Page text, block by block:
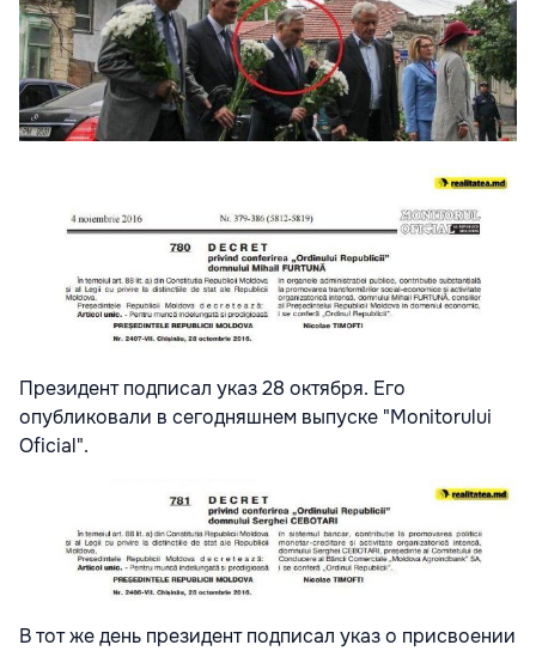
Президент подписал указ 28 октября. Его
опубликовали в сегодняшнем выпуске "Monitorului
Oficial".
В тот же день президент подписал указ о присвоении